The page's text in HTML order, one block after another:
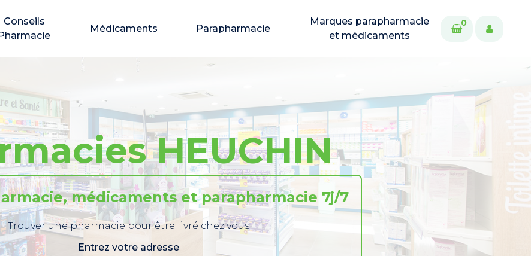
Conseils
Médicaments Parapharmacie
Marques parapharmacie
et médicaments
0
HEUCHIN
médicaments et parapharmacie 7j/7
Trouver une pharmacie pour être livré chez vous
Entrez votre adresse